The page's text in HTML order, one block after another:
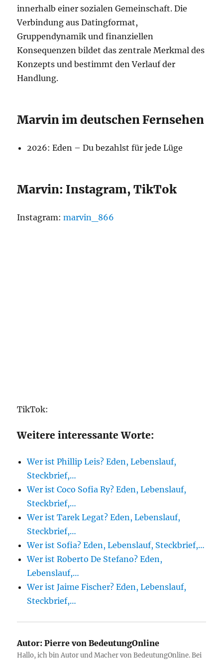
innerhalb einer sozialen Gemeinschaft. Die
Verbindung aus Datingformat,
Gruppendynamik und finanziellen
Konsequenzen bildet das zentrale Merkmal des
Konzepts und bestimmt den Verlauf der
Handlung.
Marvin im deutschen Fernsehen
2026: Eden – Du bezahlst für jede Lüge
Marvin: Instagram, TikTok
Instagram:marvin_866
TikTok:
Weitere interessante Worte:
Wer ist Phillip Leis? Eden, Lebenslauf,
Steckbrief,…
Wer ist Coco Sofia Ry? Eden, Lebenslauf,
Steckbrief,…
Wer ist Tarek Legat? Eden, Lebenslauf,
Steckbrief,…
Wer ist Sofia? Eden, Lebenslauf, Steckbrief,…
Wer ist Roberto De Stefano? Eden,
Lebenslauf,…
Wer ist Jaime Fischer? Eden, Lebenslauf,
Steckbrief,…
Autor: Pierre von BedeutungOnline
Hallo, ich bin Autor und Macher von BedeutungOnline. Bei